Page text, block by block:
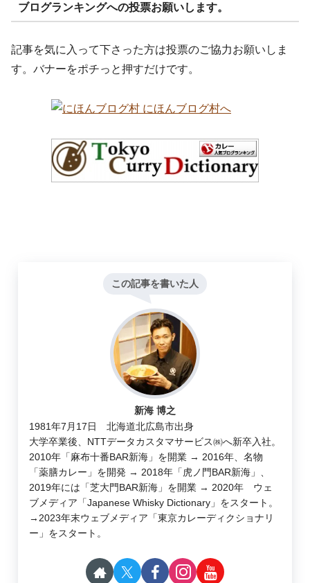
ブログランキングへの投票お願いします。
記事を気に入って下さった方は投票のご協力お願いしま
す。バナーをポチっと押すだけです。
この記事を書いた人
新海 博之
1981年7月17日 北海道北広島市出身
大学卒業後、NTTデータカスタマサービス㈱へ新卒入社。
2010年「麻布十番BAR新海」を開業 → 2016年、名物
「薬膳カレー」を開発 → 2018年「虎ノ門BAR新海」、
2019年には「芝大門BAR新海」を開業 → 2020年 ウェ
ブメディア「Japanese Whisky Dictionary」をスタート。
→2023年末ウェブメディア「東京カレーディクショナリ
ー」をスタート。